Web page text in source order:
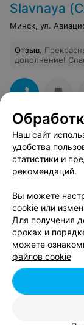
Slavnaya
Минск, ул.
Отзыв.
дополнение!
Смотрите
в Минске
Лазерная
Наш сайт
удобства
статистики и
рекомендаций.
Вы можете
cookie или
Для получения
сроках и
можете
файлов cookie